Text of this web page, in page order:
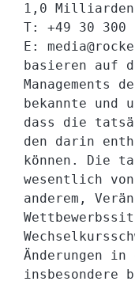
1,0 Milliarden
T: +49 30 300
E:
basieren auf
bekannte und
dass die
den darin
können. Die
wesentlich
anderem,
Änderungen
insbesondere